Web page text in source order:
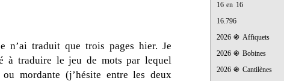
16 en 16
16.796
2026 ֍ Affiquets
2026 ֍ Bobines
2026 ֍ Cantilènes
n’ai traduit que trois pages hier. Je
à traduire le jeu de mots par lequel
mordante (j’hésite entre les deux